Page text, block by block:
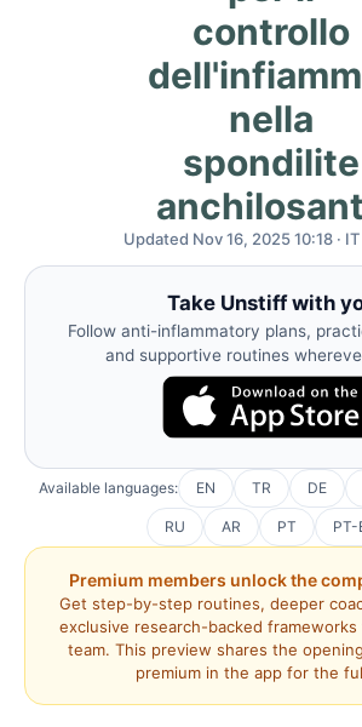
controllo
nella
spondilite
Updated Nov 16, 2025 10:18 ·
Take Unstiff with
Follow anti-inflammatory plans,
and supportive routines
Available languages: EN TR DE
RU AR PT PT-
Premium members unlock the
Get step-by-step routines, deeper
exclusive research-backed
team. This preview shares the
premium in the app for the